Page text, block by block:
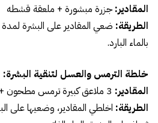
المقادير:جزرة مبشورة + ملعقة قشطه
الطريقة:
بالماء البارد.
خلطة الترمس والعسل لتنقية البشرة:
المقادير: 3 ملاعق كبيرة ترمس مطحون
الطريقة: